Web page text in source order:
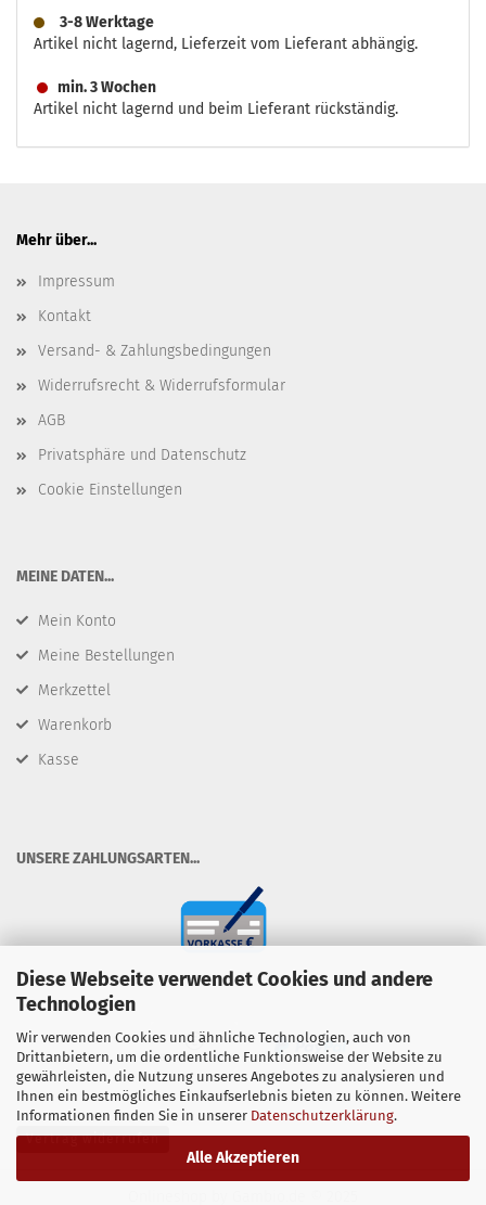
Diese Webseite verwendet Cookies und andere
Technologien
Wir verwenden Cookies und ähnliche Technologien, auch von
Drittanbietern, um die ordentliche Funktionsweise der Website zu
gewährleisten, die Nutzung unseres Angebotes zu analysieren und
Ihnen ein bestmögliches Einkaufserlebnis bieten zu können. Weitere
Informationen finden Sie in unserer Datenschutzerklärung.
Alle Akzeptieren
3-8 Werktage
Artikel nicht lagernd, Lieferzeit vom Lieferant abhängig.
min. 3 Wochen
Artikel nicht lagernd und beim Lieferant rückständig.
Mehr über...
Impressum
Kontakt
Versand- & Zahlungsbedingungen
Widerrufsrecht & Widerrufsformular
AGB
Privatsphäre und Datenschutz
Cookie Einstellungen
​MEINE DATEN...
Mein Konto
Meine Bestellungen
Merkzettel
Warenkorb
Kasse
​UNSERE ZAHLUNGSARTEN...
Vertrag widerrufen